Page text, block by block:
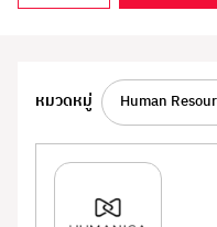
Payroll
ระบบจัดการเงินเดือน
หมวดหมู่
Human
Management